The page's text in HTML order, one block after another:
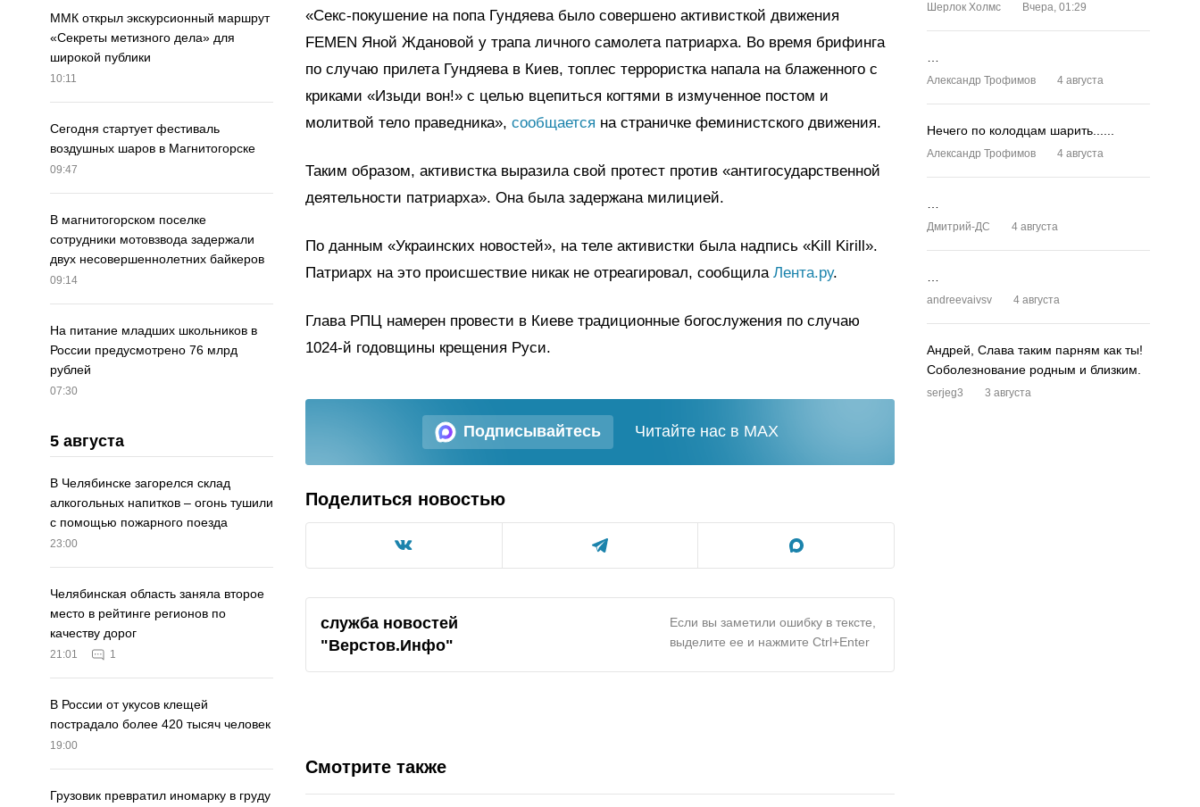
ММК открыл экскурсионный маршрут
«Секреты метизного дела» для
широкой публики
10:11
Сегодня стартует фестиваль
воздушных шаров в Магнитогорске
09:47
В магнитогорском поселке
сотрудники мотовзвода задержали
двух несовершеннолетних байкеров
09:14
На питание младших школьников в
России предусмотрено 76 млрд
рублей
07:30
5 августа
В Челябинске загорелся склад
алкогольных напитков – огонь тушили
с помощью пожарного поезда
23:00
Челябинская область заняла второе
место в рейтинге регионов по
качеству дорог
21:01 1
В России от укусов клещей
пострадало более 420 тысяч человек
19:00
Грузовик превратил иномарку в груду
«Секс-покушение на попа Гундяева было совершено активисткой движения
FEMEN Яной Ждановой у трапа личного самолета патриарха. Во время брифинга
по случаю прилета Гундяева в Киев, топлес террористка напала на блаженного с
криками «Изыди вон!» с целью вцепиться когтями в измученное постом и
молитвой тело праведника», сообщается на страничке феминистского движения.
Таким образом, активистка выразила свой протест против «антигосударственной
деятельности патриарха». Она была задержана милицией.
По данным «Украинских новостей», на теле активистки была надпись «Kill Kirill».
Патриарх на это происшествие никак не отреагировал, сообщила Лента.ру.
Глава РПЦ намерен провести в Киеве традиционные богослужения по случаю
1024-й годовщины крещения Руси.
Подписывайтесь Читайте нас в MAX
Поделиться новостью
служба новостей
"Верстов.Инфо"
Если вы заметили ошибку в тексте,
выделите ее и нажмите Ctrl+Enter
Смотрите также
Шерлок Холмс Вчера, 01:29
Александр Трофимов 4 августа
Нечего по колодцам шарить......
Александр Трофимов 4 августа
Дмитрий-ДС 4 августа
andreevaivsv 4 августа
Андрей, Слава таким парням как ты!
Соболезнование родным и близким.
serjeg3 3 августа